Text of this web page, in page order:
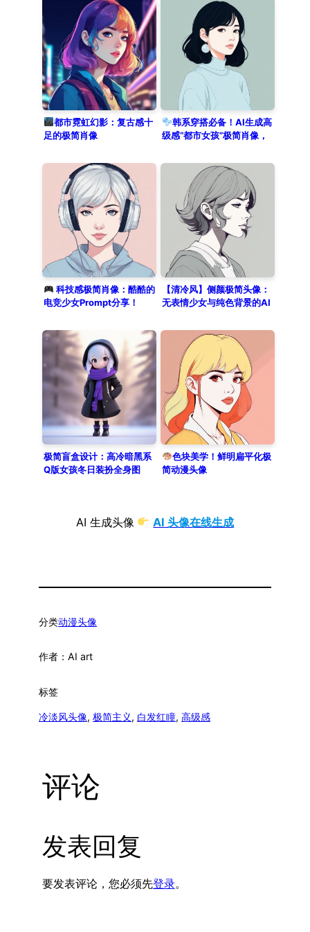
desaturated, using whites and cool
grays with a pop of crimson. Set
against a clean solid color
background of light ash gray,
achieving a sophisticated and cool
aesthetic.
都市霓虹幻影：复古感十
足的极简肖像
韩系穿搭必备！AI生成高
级感“都市女孩”极简肖像，
科技感极简肖像：酷酷的
电竞少女Prompt分享！
【清冷风】侧颜极简头像：
无表情少女与纯色背景的AI
极简盲盒设计：高冷暗黑系
Q版女孩冬日装扮全身图
色块美学！鲜明扁平化极
简动漫头像
AI 生成头像 AI 头像在线生成
分类动漫头像
作者： AI art
标签
冷淡风头像, 极简主义, 白发红瞳, 高级感
评论
发表回复
要发表评论，您必须先登录。